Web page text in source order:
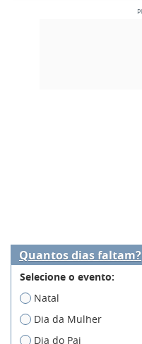
Quantos dias faltam?
Selecione o evento:
Natal
Dia da Mulher
Dia do Pai